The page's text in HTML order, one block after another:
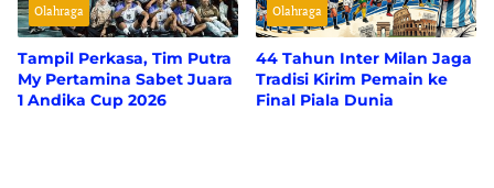
Olahraga
Tampil Perkasa, Tim Putra
My Pertamina Sabet Juara
1 Andika Cup 2026
Olahraga
44 Tahun Inter Milan Jaga
Tradisi Kirim Pemain ke
Final Piala Dunia